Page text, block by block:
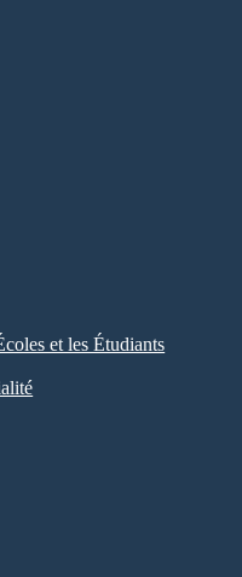
et les Étudiants